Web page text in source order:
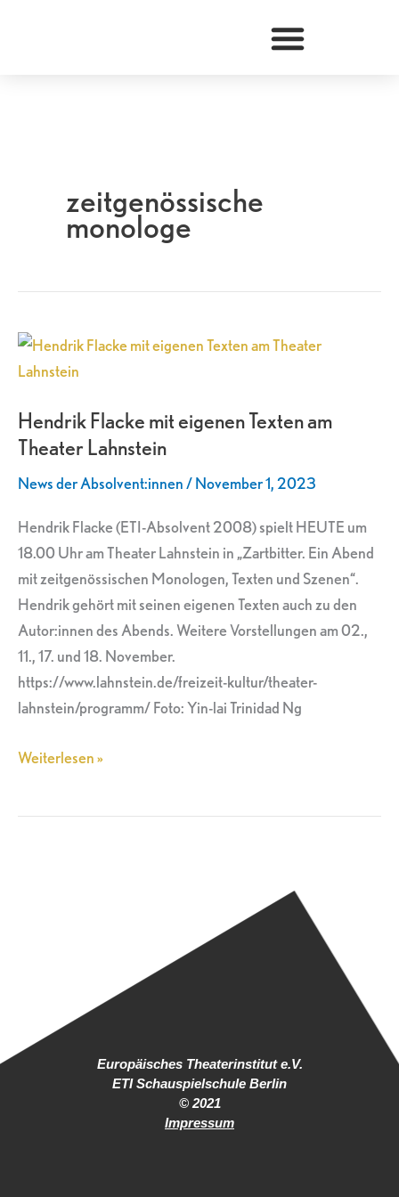
zeitgenössische
monologe
Hendrik Flacke mit eigenen Texten am
Theater Lahnstein
News der Absolvent:innen/November 1, 2023
Hendrik Flacke (ETI-Absolvent 2008) spielt HEUTE um
18.00 Uhr am Theater Lahnstein in „Zartbitter. Ein Abend
mit zeitgenössischen Monologen, Texten und Szenen“.
Hendrik gehört mit seinen eigenen Texten auch zu den
Autor:innen des Abends. Weitere Vorstellungen am 02.,
11., 17. und 18. November.
https://www.lahnstein.de/freizeit-kultur/theater-
lahnstein/programm/ Foto: Yin-lai Trinidad Ng
Hendrik
Flacke
eigenen
Texten
am
Lahnstein
Weiterlesen »
Europäisches Theaterinstitut e.V.
ETI Schauspielschule Berlin
© 2021
Impressum